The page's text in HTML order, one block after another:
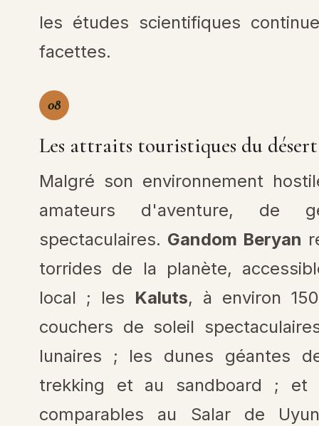
les études scientifiques
facettes.
08
Les attraits touristiques du
Malgré son environnement
amateurs d'aventure, de
spectaculaires. Gandom Beryan
torrides de la planète,
local ; les Kaluts, à environ
couchers de soleil
lunaires ; les dunes géantes
trekking et au sandboard ;
comparables au Salar de